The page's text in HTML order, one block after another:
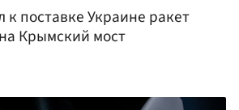
к поставке Украине ракет
Крымский мост